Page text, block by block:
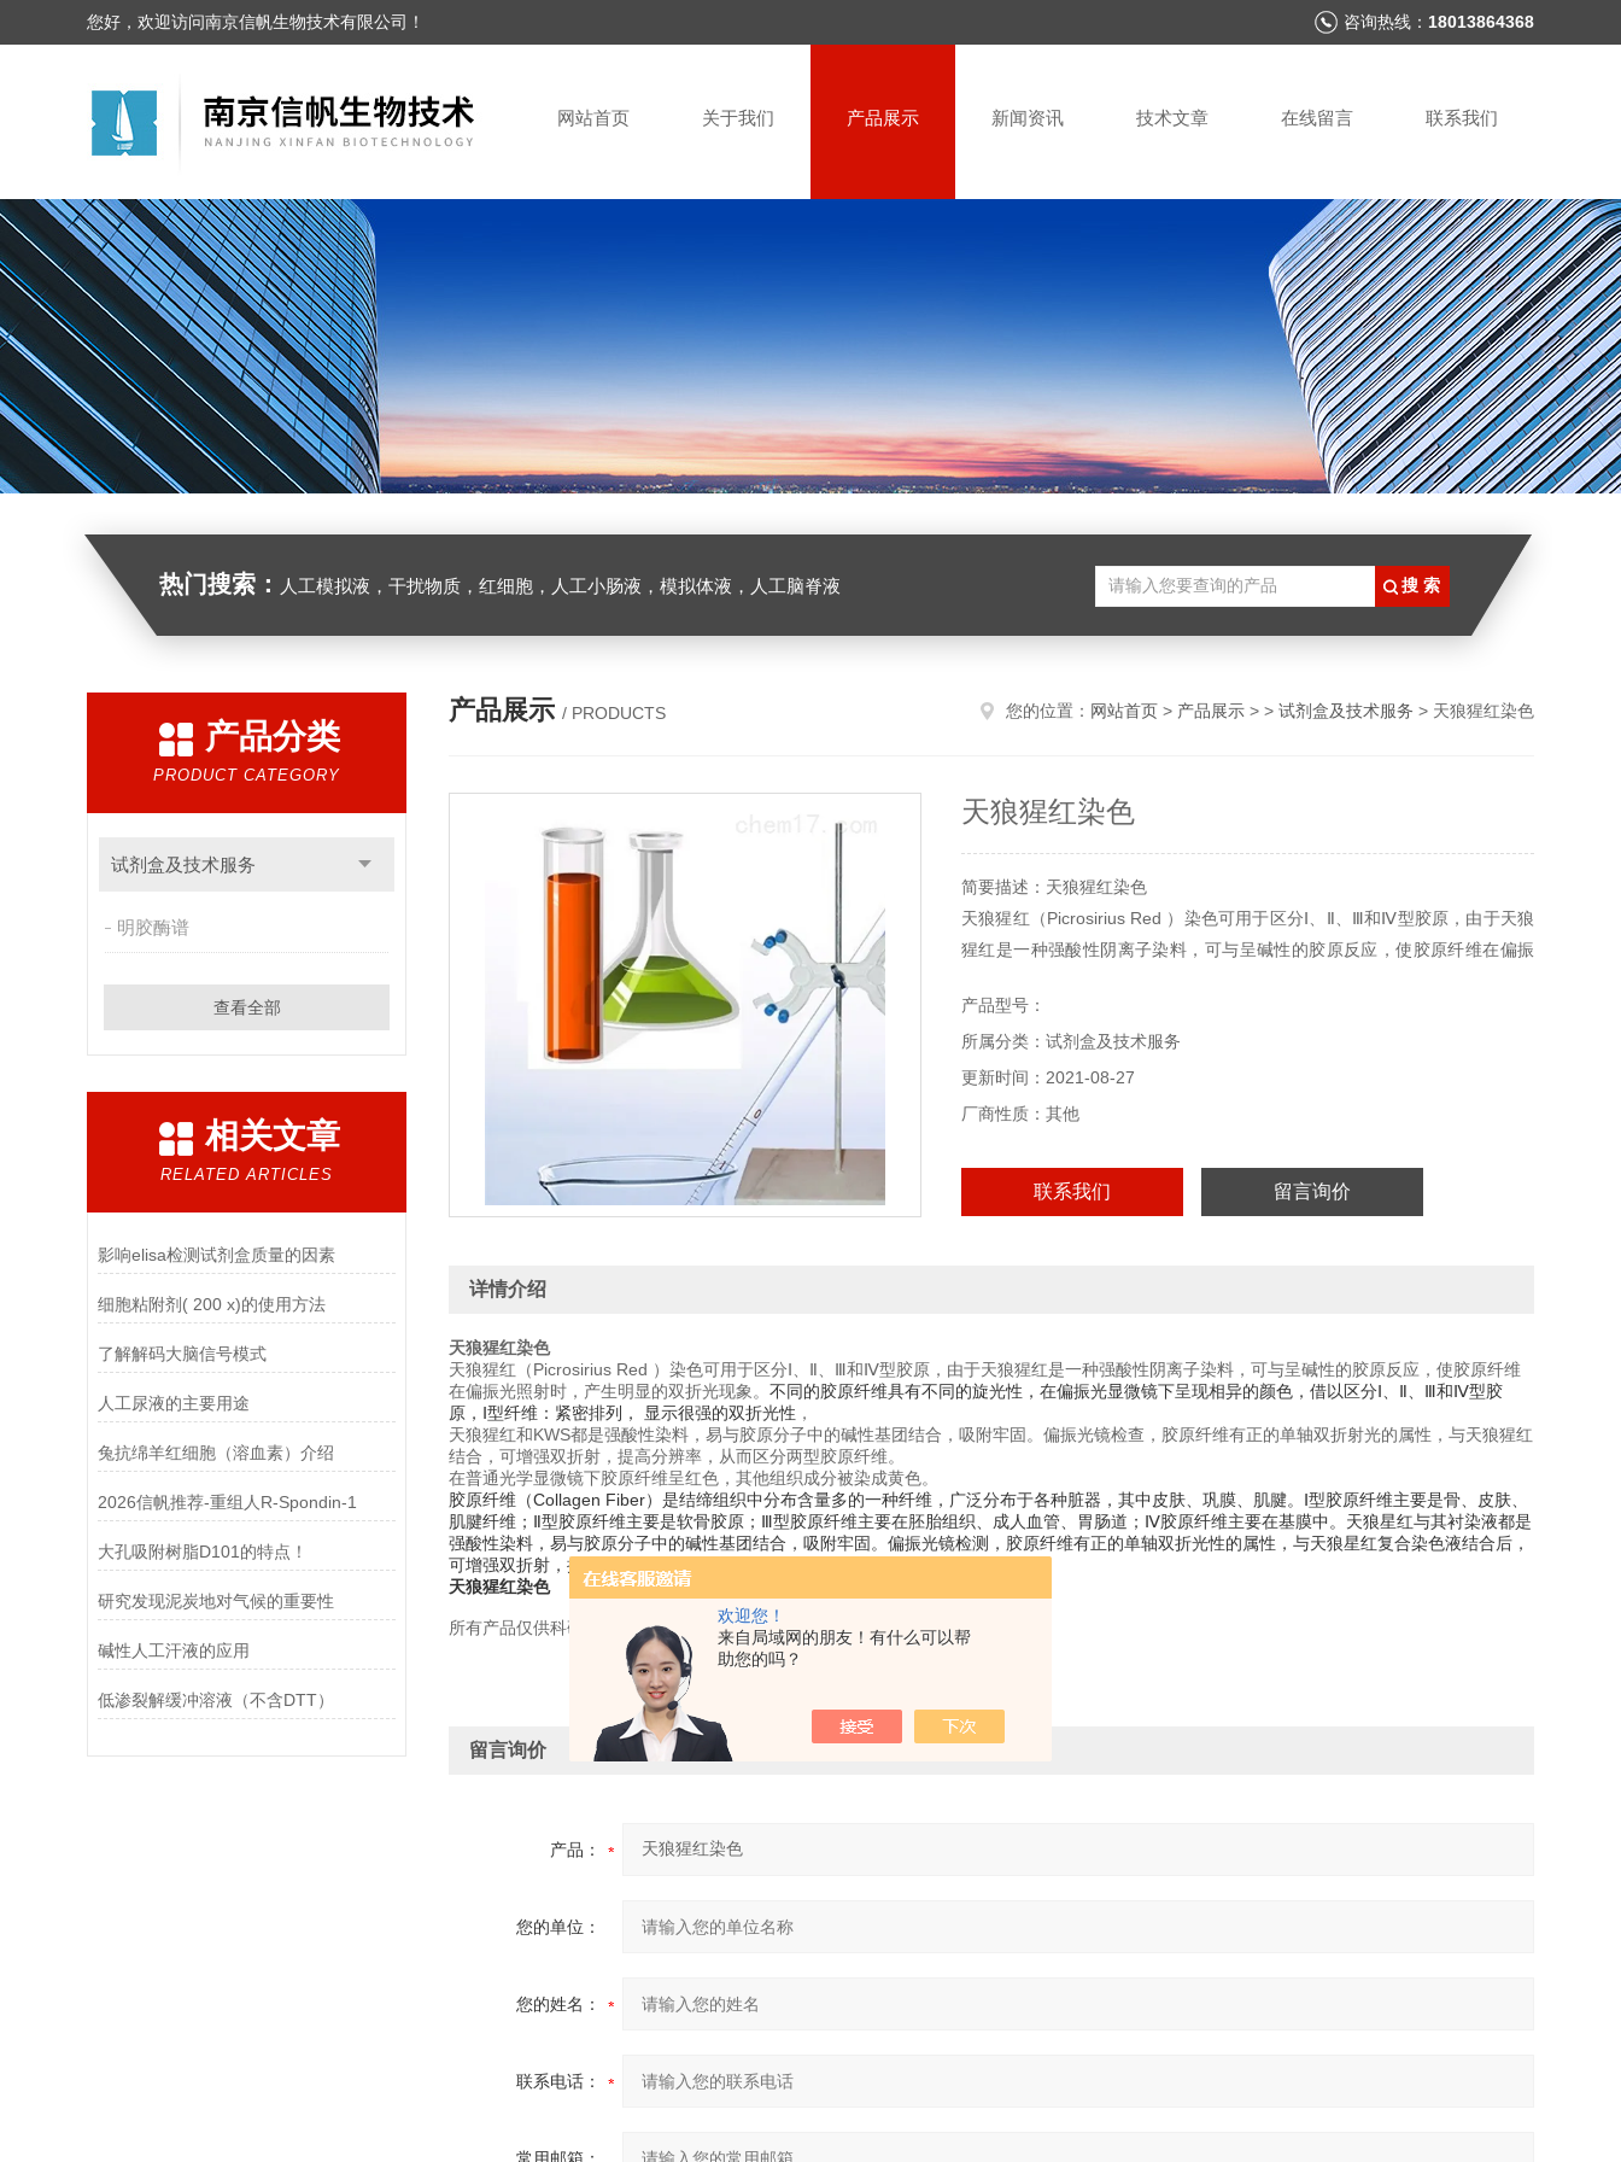
欢迎您！
来自局域网的朋友！有什么可以帮
助您的吗？
您好，欢迎访问南京信帆生物技术有限公司！ 咨询热线： 18013864368
网站首页 关于我们 产品展示 新闻资讯 技术文章 在线留言 联系我们
热门搜索： 人工模拟液，干扰物质，红细胞，人工小肠液，模拟体液，人工脑脊液
产品分类
PRODUCT CATEGORY
试剂盒及技术服务
明胶酶谱
查看全部
相关文章
RELATED ARTICLES
影响elisa检测试剂盒质量的因素
细胞粘附剂( 200 x)的使用方法
了解解码大脑信号模式
人工尿液的主要用途
兔抗绵羊红细胞（溶血素）介绍
2026信帆推荐-重组人R-Spondin-1
大孔吸附树脂D101的特点！
研究发现泥炭地对气候的重要性
碱性人工汗液的应用
低渗裂解缓冲溶液（不含DTT）
产品展示 / PRODUCTS 您的位置： 网站首页 > 产品展示 > > 试剂盒及技术服务 > 天狼猩红染色
天狼猩红染色
简要描述：天狼猩红染色
天狼猩红（Picrosirius Red ）染色可用于区分Ⅰ、Ⅱ、Ⅲ和Ⅳ型胶原，由于天狼
猩红是一种强酸性阴离子染料，可与呈碱性的胶原反应，使胶原纤维在偏振
用，医疗等其它用途。
产品型号：
所属分类：试剂盒及技术服务
更新时间：2021-08-27
厂商性质：其他
联系我们 留言询价
详情介绍
天狼猩红染色
天狼猩红（Picrosirius Red ）染色可用于区分Ⅰ、Ⅱ、Ⅲ和Ⅳ型胶原，由于天狼猩红是一种强酸性阴离子染料，可与呈碱性的胶原反应，使胶原纤维
在偏振光照射时，产生明显的双折光现象。 不同的胶原纤维具有不同的旋光性，在偏振光显微镜下呈现相异的颜色，借以区分Ⅰ、Ⅱ、Ⅲ和Ⅳ型胶
原，Ⅰ型纤维：紧密排列， 显示很强的双折光性 ，
天狼猩红和KWS都是强酸性染料，易与胶原分子中的碱性基团结合，吸附牢固。偏振光镜检查，胶原纤维有正的单轴双折射光的属性，与天狼猩红
结合，可增强双折射，提高分辨率，从而区分两型胶原纤维。
在普通光学显微镜下胶原纤维呈红色，其他组织成分被染成黄色。
胶原纤维（Collagen Fiber）是结缔组织中分布含量多的一种纤维，广泛分布于各种脏器，其中皮肤、巩膜、肌腱。Ⅰ型胶原纤维主要是骨、皮肤、
肌腱纤维；Ⅱ型胶原纤维主要是软骨胶原；Ⅲ型胶原纤维主要在胚胎组织、成人血管、胃肠道；Ⅳ胶原纤维主要在基膜中。天狼星红与其衬染液都是
强酸性染料，易与胶原分子中的碱性基团结合，吸附牢固。偏振光镜检测，胶原纤维有正的单轴双折光性的属性，与天狼星红复合染色液结合后，
可增强双折射，提高分辨率，从而区分两型胶原纤维。
天狼猩红染色
所有产品仅供科研使用，不得用于食用，医疗等其它用途。
留言询价
产品：
您的单位：
您的姓名：
联系电话：